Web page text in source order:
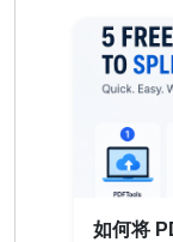
如何将